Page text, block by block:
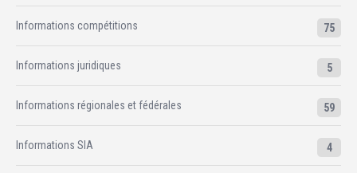
Informations compétitions 75
Informations juridiques 5
Informations régionales et fédérales 59
Informations SIA 4